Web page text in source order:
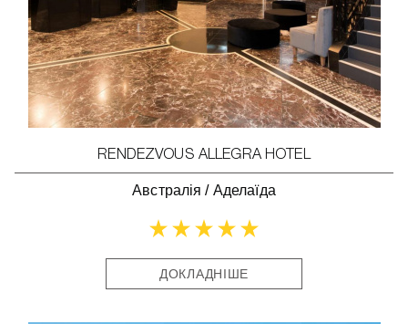
RENDEZVOUS ALLEGRA HOTEL
Австралія / Аделаїда
ДОКЛАДНІШЕ